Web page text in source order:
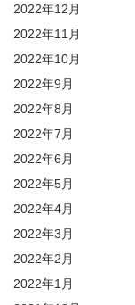
2022年12月
2022年11月
2022年10月
2022年9月
2022年8月
2022年7月
2022年6月
2022年5月
2022年4月
2022年3月
2022年2月
2022年1月